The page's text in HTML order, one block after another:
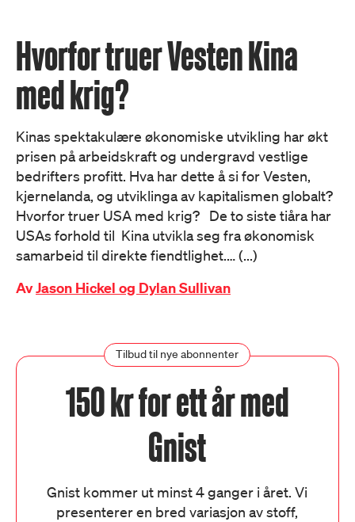
Hvorfor truer Vesten Kina
med krig?
Kinas spektakulære økonomiske utvikling har økt
prisen på arbeidskraft og undergravd vestlige
bedrifters profitt. Hva har dette å si for Vesten,
kjernelanda, og utviklinga av kapitalismen globalt?
Hvorfor truer USA med krig? De to siste tiåra har
USAs forhold til Kina utvikla seg fra økonomisk
samarbeid til direkte fiendtlighet.… (...)
AvJason Hickel og Dylan Sullivan
Tilbud til nye abonnenter
150 kr for ett år med
Gnist
Gnist kommer ut minst 4 ganger i året. Vi
presenterer en bred variasjon av stoff,